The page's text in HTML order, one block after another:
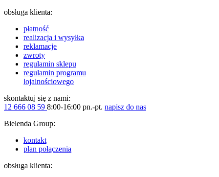
obsługa klienta:
płatność
realizacja i wysyłka
reklamacje
zwroty
regulamin sklepu
regulamin programu
lojalnościowego
skontaktuj się z nami:
12 666 08 59 8:00-16:00 pn.-pt. napisz do nas
Bielenda Group:
kontakt
plan połączenia
obsługa klienta: